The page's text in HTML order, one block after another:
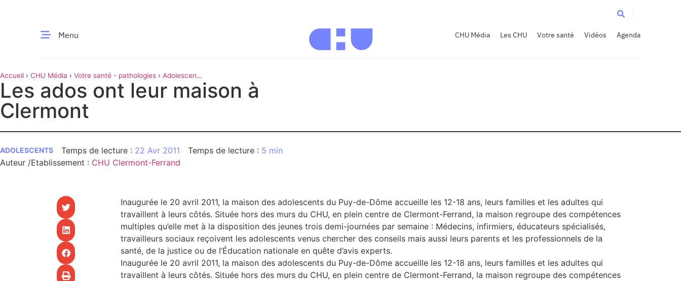
Menu CHU Média Les CHU Votre santé Vidéos Agenda
MOMENT
Innovation
Accueil › CHU Média › Votre santé - pathologies › Adolescents
› Les ados ont leur maison à Clermont
Les ados ont leur maison à
Clermont
ADOLESCENTS 22 Avr 2011
5 min
Auteur /Etablissement : CHU Clermont-Ferrand
Inaugurée le 20 avril 2011, la maison des adolescents du Puy-de-Dôme accueille les 12-18 ans, leurs familles et les adultes qui
travaillent à leurs côtés. Située hors des murs du CHU, en plein centre de Clermont-Ferrand, la maison regroupe des compétences
multiples qu’elle met à la disposition des jeunes trois demi-journées par semaine : Médecins, infirmiers, éducateurs spécialisés,
travailleurs sociaux reçoivent les adolescents venus chercher des conseils mais aussi leurs parents et les professionnels de la
santé, de la justice ou de l’Éducation nationale en quête d’avis experts.
Inaugurée le 20 avril 2011, la maison des adolescents du Puy-de-Dôme accueille les 12-18 ans, leurs familles et les adultes qui
travaillent à leurs côtés. Située hors des murs du CHU, en plein centre de Clermont-Ferrand, la maison regroupe des compétences